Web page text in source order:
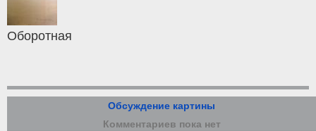
Оборотная
Обсуждение картины
Комментариев пока нет